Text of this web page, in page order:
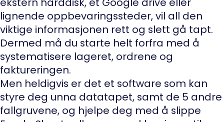
lignende oppbevaringssteder, vil all den
viktige informasjonen rett og slett gå tapt.
Dermed må du starte helt forfra med å
systematisere lageret, ordrene og
faktureringen.
Men heldigvis er det et software som kan
styre deg unna datatapet, samt de 5 andre
fallgruvene, og hjelpe deg med å slippe